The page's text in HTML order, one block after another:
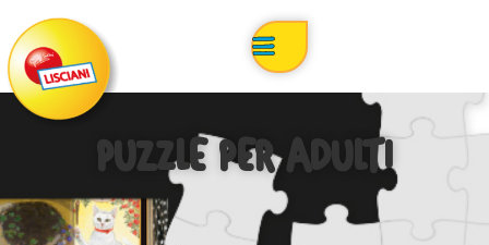
PUZZLE PER ADULTI